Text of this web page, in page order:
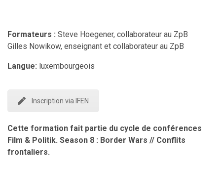
Formateurs : Steve Hoegener, collaborateur au ZpB
Gilles Nowikow, enseignant et collaborateur au ZpB
Langue: luxembourgeois
Inscription via IFEN
Cette formation fait partie du cycle de conférences
Film & Politik. Season 8 : Border Wars // Conflits
frontaliers.